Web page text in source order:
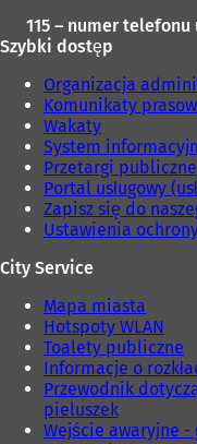
115 – numer telefonu
Szybki dostęp
Organizacja
Komunikaty
Wakaty
System
Przetargi publiczne
Portal usługowy
Zapisz się do
Ustawienia
City Service
Mapa miasta
Hotspoty WLAN
Toalety publiczne
Informacje o
Przewodnik
pieluszek
Wejście awaryjne